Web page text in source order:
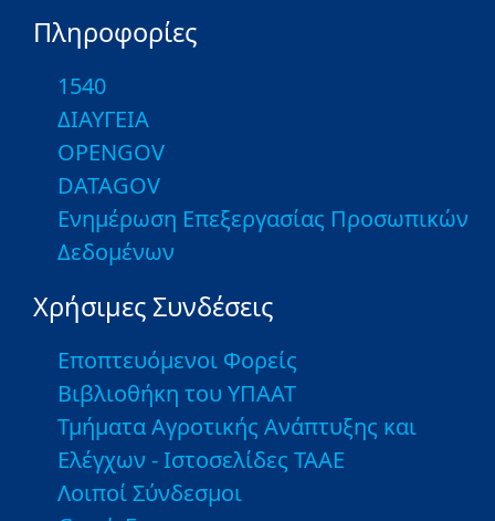
Πληροφορίες
1540
ΔΙΑΥΓΕΙΑ
OPENGOV
DATAGOV
Ενημέρωση Επεξεργασίας Προσωπικών
Δεδομένων
Χρήσιμες Συνδέσεις
Εποπτευόμενοι Φορείς
Βιβλιοθήκη του ΥΠΑΑΤ
Τμήματα Αγροτικής Ανάπτυξης και
Ελέγχων - Ιστοσελίδες ΤΑΑΕ
Λοιποί Σύνδεσμοι